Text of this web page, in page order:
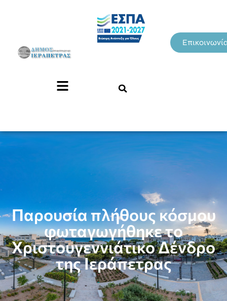
Παρουσία πλήθους κόσμου
φωταγωγήθηκε το
Χριστουγεννιάτικο Δένδρο
της Ιεράπετρας